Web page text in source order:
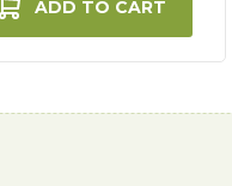
ADD TO CART